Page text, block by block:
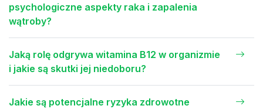
psychologiczne aspekty raka i zapalenia
wątroby?
Jaką rolę odgrywa witamina B12 w organizmie
i jakie są skutki jej niedoboru?
Jakie są potencjalne ryzyka zdrowotne